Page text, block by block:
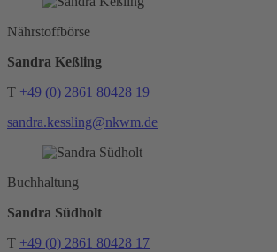
Nährstoffbörse
Sandra Keßling
T +49 (0) 2861 80428 19
sandra.kessling@nkwm.de
Buchhaltung
Sandra Südholt
T +49 (0) 2861 80428 17